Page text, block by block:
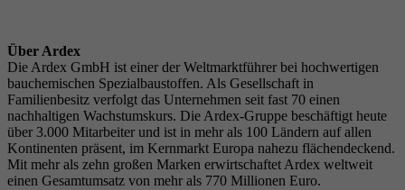
Über Ardex
Die Ardex GmbH ist einer der Weltmarktführer bei hochwertigen
bauchemischen Spezialbaustoffen. Als Gesellschaft in
Familienbesitz verfolgt das Unternehmen seit fast 70 einen
nachhaltigen Wachstumskurs. Die Ardex-Gruppe beschäftigt heute
über 3.000 Mitarbeiter und ist in mehr als 100 Ländern auf allen
Kontinenten präsent, im Kernmarkt Europa nahezu flächendeckend.
Mit mehr als zehn großen Marken erwirtschaftet Ardex weltweit
einen Gesamtumsatz von mehr als 770 Millionen Euro.